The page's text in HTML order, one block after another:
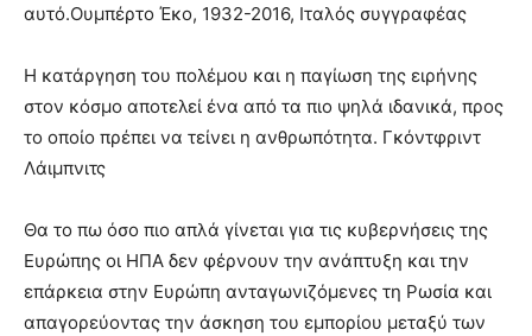
αυτό.Ουμπέρτο Έκο, 1932-2016, Ιταλός συγγραφέας
Η κατάργηση του πολέμου και η παγίωση της ειρήνης
στον κόσμο αποτελεί ένα από τα πιο ψηλά ιδανικά, προς
το οποίο πρέπει να τείνει η ανθρωπότητα. Γκόντφριντ
Λάιμπνιτς
Θα το πω όσο πιο απλά γίνεται για τις κυβερνήσεις της
Ευρώπης οι ΗΠΑ δεν φέρνουν την ανάπτυξη και την
επάρκεια στην Ευρώπη ανταγωνιζόμενες τη Ρωσία και
απαγορεύοντας την άσκηση του εμπορίου μεταξύ των